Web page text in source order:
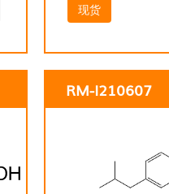
现货
RM-I210607